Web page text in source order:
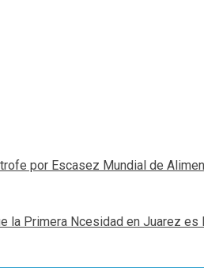
por Escasez Mundial de
la Primera Ncesidad en Juarez es